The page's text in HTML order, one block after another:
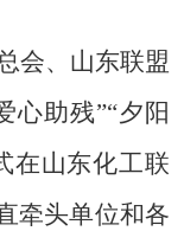
会、山东联盟
心助残”“夕阳
在山东化工联
牵头单位和各